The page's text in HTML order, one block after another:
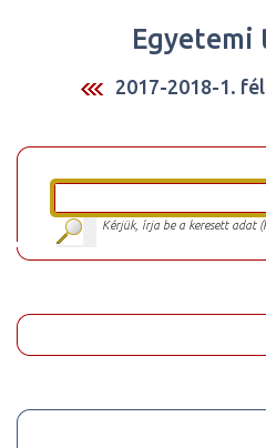
Egyetemi
2017-2018-1.
Kérjük, írja be a keresett adat